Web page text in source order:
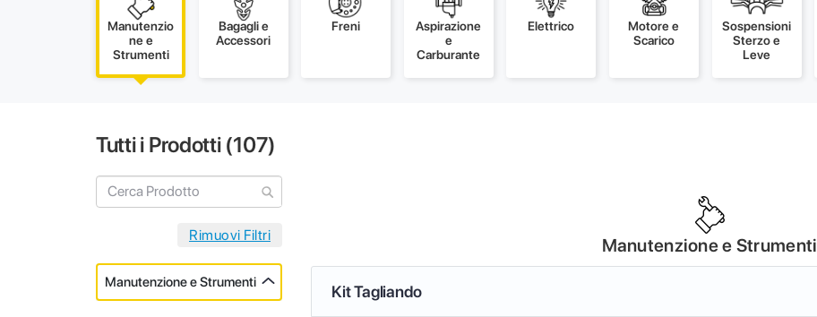
Manutenzio
ne e
Strumenti
Bagagli e
Accessori
Freni
Aspirazione
e
Carburante
Elettrico
Motore e
Scarico
Sospensioni
Sterzo e
Leve
Tutti i Prodotti (107)
Manutenzione e Strumenti
Manutenzione e Strumenti
Kit Tagliando